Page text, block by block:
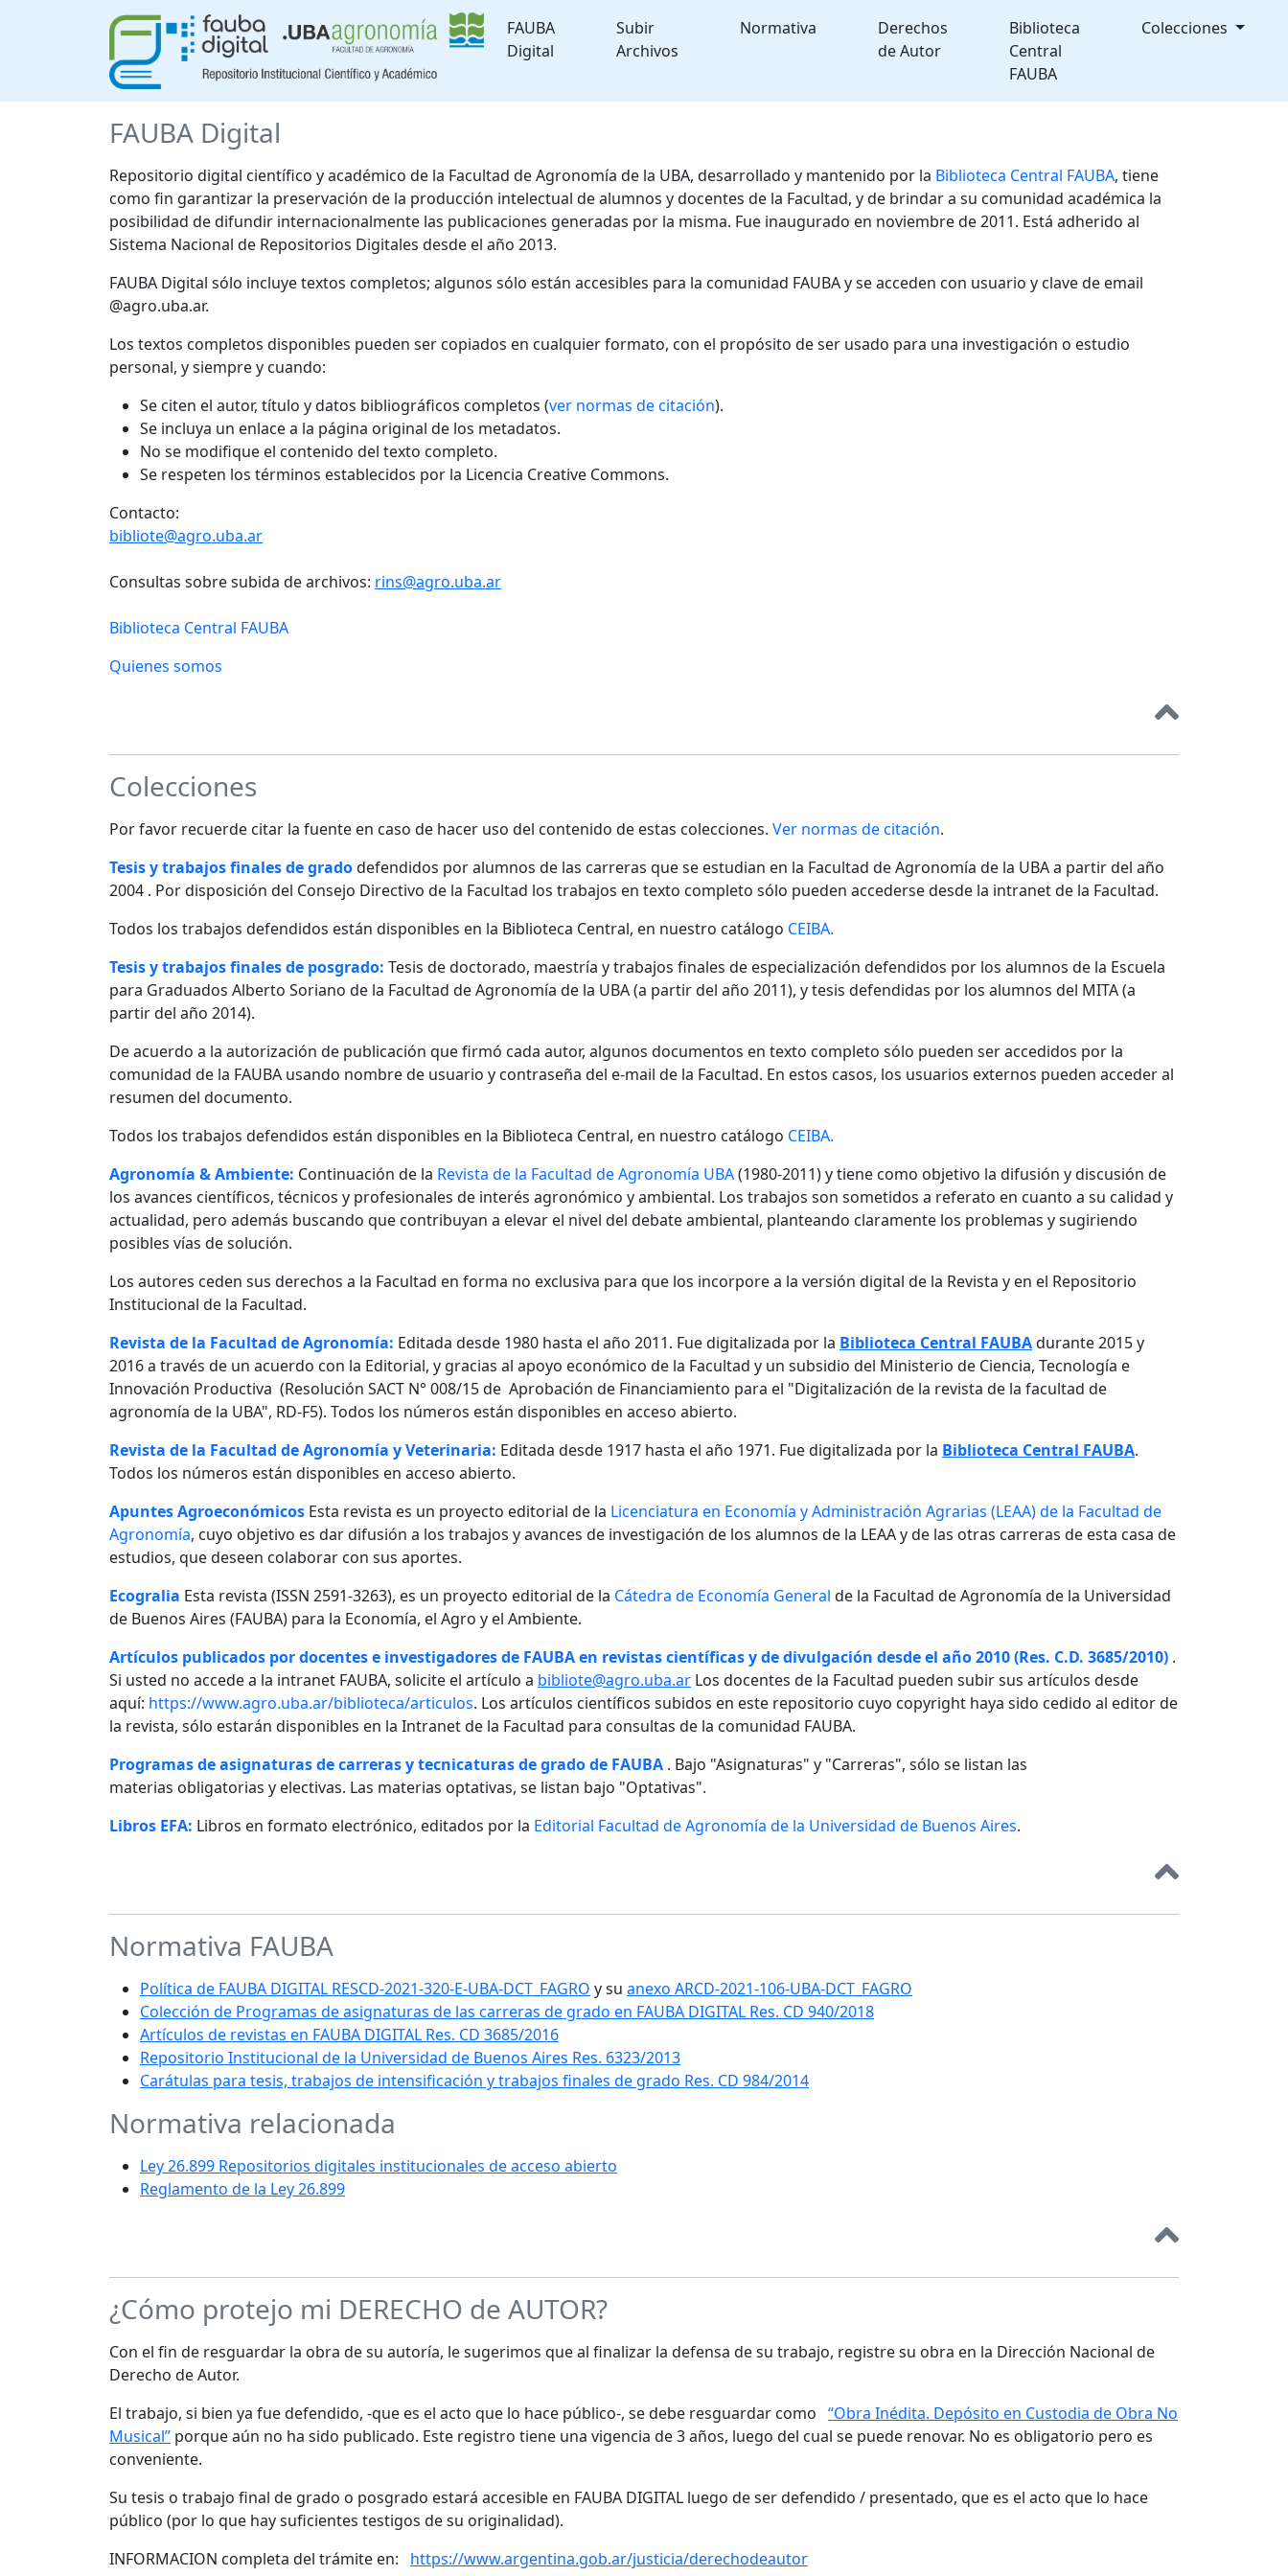
FAUBA
Digital
Subir
Archivos
Normativa
Derechos
de Autor
Biblioteca
Central
FAUBA
Colecciones
FAUBA Digital
Repositorio digital científico y académico de la Facultad de Agronomía de la UBA, desarrollado y mantenido por la Biblioteca Central FAUBA, tiene
como fin garantizar la preservación de la producción intelectual de alumnos y docentes de la Facultad, y de brindar a su comunidad académica la
posibilidad de difundir internacionalmente las publicaciones generadas por la misma. Fue inaugurado en noviembre de 2011. Está adherido al
Sistema Nacional de Repositorios Digitales desde el año 2013.
FAUBA Digital sólo incluye textos completos; algunos sólo están accesibles para la comunidad FAUBA y se acceden con usuario y clave de email
@agro.uba.ar.
Los textos completos disponibles pueden ser copiados en cualquier formato, con el propósito de ser usado para una investigación o estudio
personal, y siempre y cuando:
Se citen el autor, título y datos bibliográficos completos (ver normas de citación).
Se incluya un enlace a la página original de los metadatos.
No se modifique el contenido del texto completo.
Se respeten los términos establecidos por la Licencia Creative Commons.
Contacto:
bibliote@agro.uba.ar
Consultas sobre subida de archivos: rins@agro.uba.ar
Biblioteca Central FAUBA
Quienes somos
Colecciones
Por favor recuerde citar la fuente en caso de hacer uso del contenido de estas colecciones. Ver normas de citación.
Tesis y trabajos finales de gradodefendidos por alumnos de las carreras que se estudian en la Facultad de Agronomía de la UBA a partir del año
2004 . Por disposición del Consejo Directivo de la Facultad los trabajos en texto completo sólo pueden accederse desde la intranet de la Facultad.
Todos los trabajos defendidos están disponibles en la Biblioteca Central, en nuestro catálogo CEIBA.
Tesis y trabajos finales de posgrado: Tesis de doctorado, maestría y trabajos finales de especialización defendidos por los alumnos de la Escuela
para Graduados Alberto Soriano de la Facultad de Agronomía de la UBA (a partir del año 2011), y tesis defendidas por los alumnos del MITA (a
partir del año 2014).
De acuerdo a la autorización de publicación que firmó cada autor, algunos documentos en texto completo sólo pueden ser accedidos por la
comunidad de la FAUBA usando nombre de usuario y contraseña del e-mail de la Facultad. En estos casos, los usuarios externos pueden acceder al
resumen del documento.
Todos los trabajos defendidos están disponibles en la Biblioteca Central, en nuestro catálogo CEIBA.
Agronomía & Ambiente: Continuación de la Revista de la Facultad de Agronomía UBA(1980-2011) y tiene como objetivo la difusión y discusión de
los avances científicos, técnicos y profesionales de interés agronómico y ambiental. Los trabajos son sometidos a referato en cuanto a su calidad y
actualidad, pero además buscando que contribuyan a elevar el nivel del debate ambiental, planteando claramente los problemas y sugiriendo
posibles vías de solución.
Los autores ceden sus derechos a la Facultad en forma no exclusiva para que los incorpore a la versión digital de la Revista y en el Repositorio
Institucional de la Facultad.
Revista de la Facultad de Agronomía: Editada desde 1980 hasta el año 2011. Fue digitalizada por la Biblioteca Central FAUBAdurante 2015 y
2016 a través de un acuerdo con la Editorial, y gracias al apoyo económico de la Facultad y un subsidio del Ministerio de Ciencia, Tecnología e
Innovación Productiva (Resolución SACT N° 008/15 de Aprobación de Financiamiento para el "Digitalización de la revista de la facultad de
agronomía de la UBA", RD-F5). Todos los números están disponibles en acceso abierto.
Revista de la Facultad de Agronomía y Veterinaria: Editada desde 1917 hasta el año 1971. Fue digitalizada por la Biblioteca Central FAUBA.
Todos los números están disponibles en acceso abierto.
Apuntes Agroeconómicos Esta revista es un proyecto editorial de la Licenciatura en Economía y Administración Agrarias (LEAA) de la Facultad de
Agronomía, cuyo objetivo es dar difusión a los trabajos y avances de investigación de los alumnos de la LEAA y de las otras carreras de esta casa de
estudios, que deseen colaborar con sus aportes.
Ecogralia Esta revista (ISSN 2591-3263), es un proyecto editorial de la Cátedra de Economía General de la Facultad de Agronomía de la Universidad
de Buenos Aires (FAUBA) para la Economía, el Agro y el Ambiente.
Artículos publicados por docentes e investigadores de FAUBA en revistas científicas y de divulgación desde el año 2010 (Res. C.D. 3685/2010) .
Si usted no accede a la intranet FAUBA, solicite el artículo a bibliote@agro.uba.ar Los docentes de la Facultad pueden subir sus artículos desde
aquí: https://www.agro.uba.ar/biblioteca/articulos. Los artículos científicos subidos en este repositorio cuyo copyright haya sido cedido al editor de
la revista, sólo estarán disponibles en la Intranet de la Facultad para consultas de la comunidad FAUBA.
Programas de asignaturas de carreras y tecnicaturas de grado de FAUBA . Bajo "Asignaturas" y "Carreras", sólo se listan las
materias obligatorias y electivas. Las materias optativas, se listan bajo "Optativas".
Libros EFA: Libros en formato electrónico, editados por la Editorial Facultad de Agronomía de la Universidad de Buenos Aires.
Normativa FAUBA
Política de FAUBA DIGITAL RESCD-2021-320-E-UBA-DCT_FAGRO y su anexo ARCD-2021-106-UBA-DCT_FAGRO
Colección de Programas de asignaturas de las carreras de grado en FAUBA DIGITAL Res. CD 940/2018
Artículos de revistas en FAUBA DIGITAL Res. CD 3685/2016
Repositorio Institucional de la Universidad de Buenos Aires Res. 6323/2013
Carátulas para tesis, trabajos de intensificación y trabajos finales de grado Res. CD 984/2014
Normativa relacionada
Ley 26.899 Repositorios digitales institucionales de acceso abierto
Reglamento de la Ley 26.899
¿Cómo protejo mi DERECHO de AUTOR?
Con el fin de resguardar la obra de su autoría, le sugerimos que al finalizar la defensa de su trabajo, registre su obra en la Dirección Nacional de
Derecho de Autor.
El trabajo, si bien ya fue defendido, -que es el acto que lo hace público-, se debe resguardar como “Obra Inédita. Depósito en Custodia de Obra No
Musical” porque aún no ha sido publicado. Este registro tiene una vigencia de 3 años, luego del cual se puede renovar. No es obligatorio pero es
conveniente.
Su tesis o trabajo final de grado o posgrado estará accesible en FAUBA DIGITAL luego de ser defendido / presentado, que es el acto que lo hace
público (por lo que hay suficientes testigos de su originalidad).
INFORMACION completa del trámite en:
https://www.argentina.gob.ar/justicia/derechodeautor